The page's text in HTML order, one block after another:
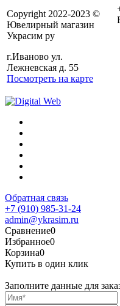
Copyright 2022-2023 ©
Ювелирный магазин
Украсим ру
г.Иваново ул.
Лежневская д. 55
Посмотреть на карте
Обратная связь
+7 (910) 985-31-24
admin@ykrasim.ru
Сравнение0
Избранное0
Корзина0
Купить в один клик
Заполните данные для